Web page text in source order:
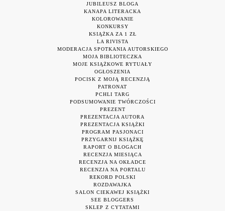
JUBILEUSZ BLOGA
KANAPA LITERACKA
KOLOROWANIE
KONKURSY
KSIĄŻKA ZA 1 ZŁ
LA RIVISTA
MODERACJA SPOTKANIA AUTORSKIEGO
MOJA BIBLIOTECZKA
MOJE KSIĄŻKOWE RYTUAŁY
OGŁOSZENIA
POCISK Z MOJĄ RECENZJĄ
PATRONAT
PCHLI TARG
PODSUMOWANIE TWÓRCZOŚCI
PREZENT
PREZENTACJA AUTORA
PREZENTACJA KSIĄŻKI
PROGRAM PASJONACI
PRZYGARNIJ KSIĄŻKĘ
RAPORT O BLOGACH
RECENZJA MIESIĄCA
RECENZJA NA OKŁADCE
RECENZJA NA PORTALU
REKORD POLSKI
ROZDAWAJKA
SALON CIEKAWEJ KSIĄŻKI
SEE BLOGGERS
SKLEP Z CYTATAMI